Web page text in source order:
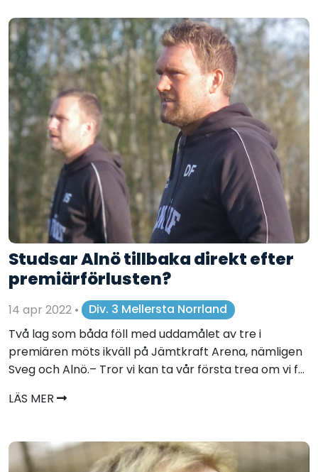
Studsar Alnö tillbaka direkt efter
premiärförlusten?
14 apr 2022 •
Div. 3 Mellersta Norrland
Två lag som båda föll med uddamålet av tre i
premiären möts ikväll på Jämtkraft Arena, nämligen
Sveg och Alnö.– Tror vi kan ta vår första trea om vi f...
LÄS MER